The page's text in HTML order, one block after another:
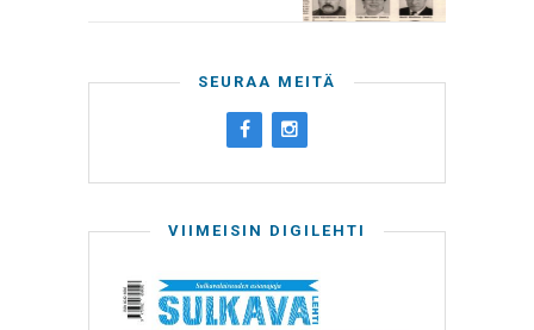
SEURAA MEITÄ
VIIMEISIN DIGILEHTI